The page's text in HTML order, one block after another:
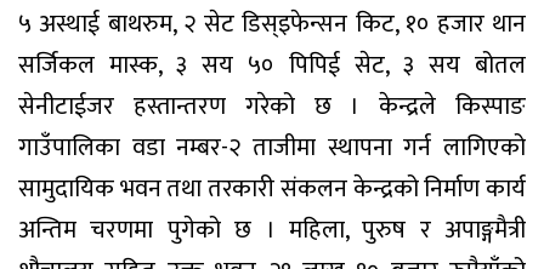
५ अस्थाई बाथरुम, २ सेट डिस्इफेन्सन किट, १० हजार थान
सर्जिकल मास्क, ३ सय ५० पिपिई सेट, ३ सय बोतल
सेनीटाईजर हस्तान्तरण गरेको छ । केन्द्रले किस्पाङ
गाउँपालिका वडा नम्बर-२ ताजीमा स्थापना गर्न लागिएको
सामुदायिक भवन तथा तरकारी संकलन केन्द्रको निर्माण कार्य
अन्तिम चरणमा पुगेको छ । महिला, पुरुष र अपाङ्गमैत्री